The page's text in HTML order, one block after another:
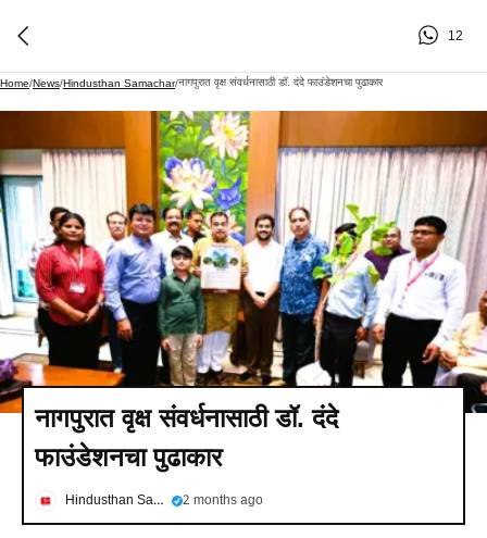
12
Home/News/Hindusthan Samachar/नागपुरात वृक्ष संवर्धनासाठी डॉ. दंदे फाउंडेशनचा पुढाकार
नागपुरात वृक्ष संवर्धनासाठी डॉ. दंदे
फाउंडेशनचा पुढाकार
Hindusthan Samachar 2 months ago